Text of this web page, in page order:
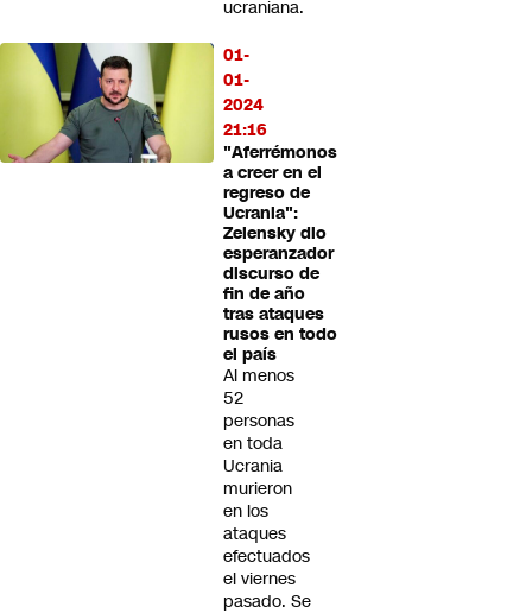
ucraniana.
01-
01-
2024
21:16
"Aferrémonos
a creer en el
regreso de
Ucrania":
Zelensky dio
esperanzador
discurso de
fin de año
tras ataques
rusos en todo
el país
Al menos
52
personas
en toda
Ucrania
murieron
en los
ataques
efectuados
el viernes
pasado. Se